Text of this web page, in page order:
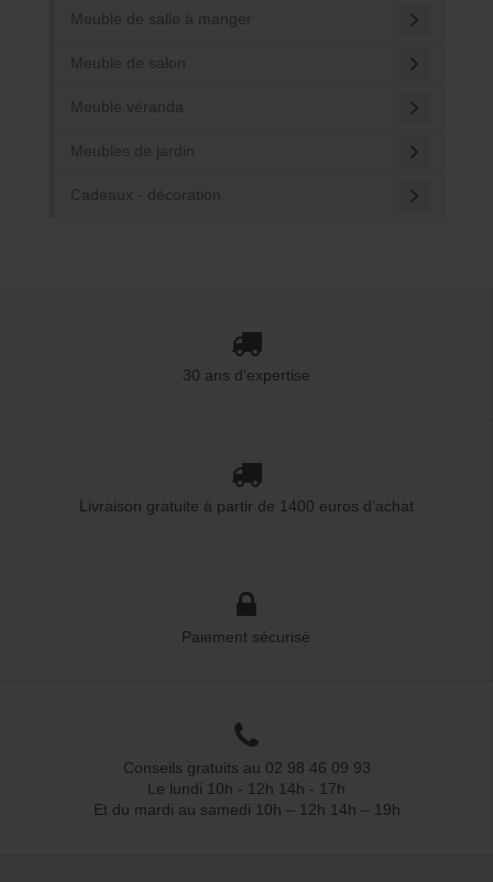
Meuble de salle à manger
Meuble de salon
Meuble véranda
Meubles de jardin
Cadeaux - décoration
30 ans d’expertise
Livraison gratuite à partir de 1400 euros d’achat
Paiement sécurisé
Conseils gratuits au 02 98 46 09 93
Le lundi 10h - 12h 14h - 17h
Et du mardi au samedi 10h – 12h 14h – 19h